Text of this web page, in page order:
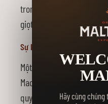
trong mình cả lịch sử lâu
giọt rượu.
Sự khan hiếm và độc đáo
Một trong những yếu tố
Macallan 25 lên tầm cao
quy trình sản xuất cực kỳ
Hãy cùng